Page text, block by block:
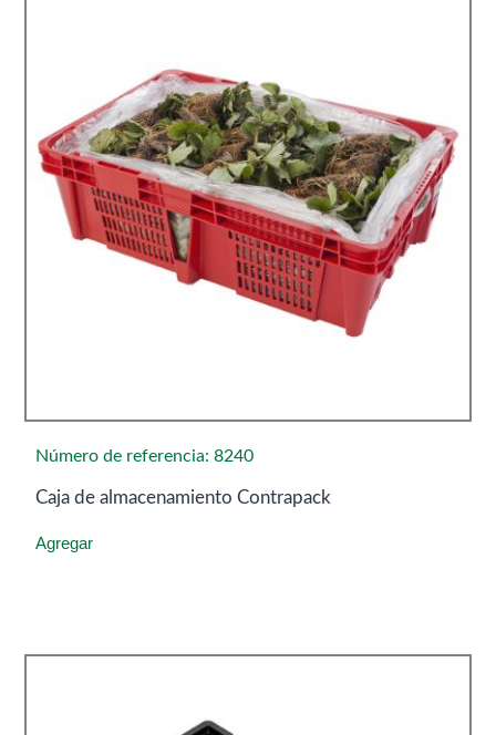
Número de referencia: 8240
Caja de almacenamiento Contrapack
Agregar